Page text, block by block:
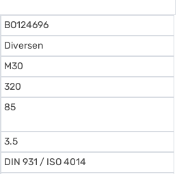
BO124696
Diversen
M30
320
85
3.5
DIN 931 / ISO 4014